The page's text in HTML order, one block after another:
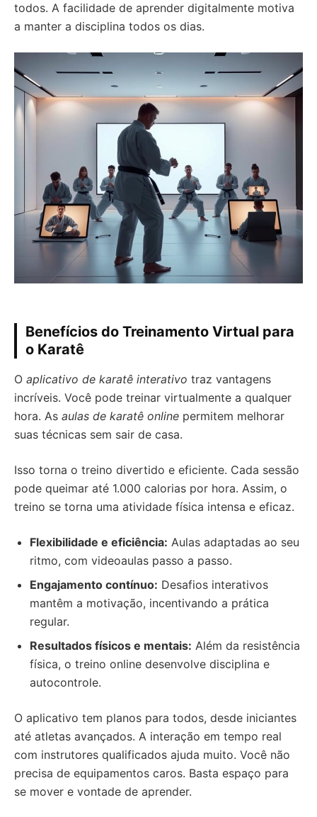
todos. A facilidade de aprender digitalmente motiva
a manter a disciplina todos os dias.
Benefícios do Treinamento Virtual para
o Karatê
O aplicativo de karatê interativo traz vantagens
incríveis. Você pode treinar virtualmente a qualquer
hora. As aulas de karatê online permitem melhorar
suas técnicas sem sair de casa.
Isso torna o treino divertido e eficiente. Cada sessão
pode queimar até 1.000 calorias por hora. Assim, o
treino se torna uma atividade física intensa e eficaz.
Flexibilidade e eficiência: Aulas adaptadas ao seu
ritmo, com videoaulas passo a passo.
Engajamento contínuo: Desafios interativos
mantêm a motivação, incentivando a prática
regular.
Resultados físicos e mentais: Além da resistência
física, o treino online desenvolve disciplina e
autocontrole.
O aplicativo tem planos para todos, desde iniciantes
até atletas avançados. A interação em tempo real
com instrutores qualificados ajuda muito. Você não
precisa de equipamentos caros. Basta espaço para
se mover e vontade de aprender.